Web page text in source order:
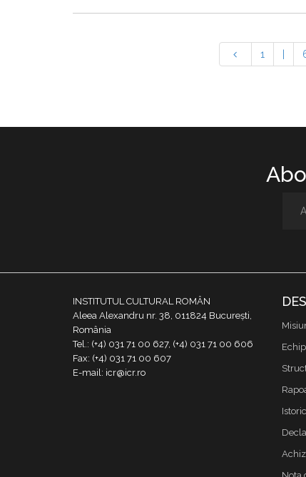
1
INSTITUTUL CULTURAL ROMÂN
Aleea Alexandru nr. 38, 011824 București,
România
Tel.: (+4) 031 71 00 627, (+4) 031 71 00 606
Fax: (+4) 031 71 00 607
E-mail: icr@icr.ro
Istoric